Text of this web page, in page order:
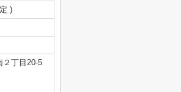
)
２丁目20-5